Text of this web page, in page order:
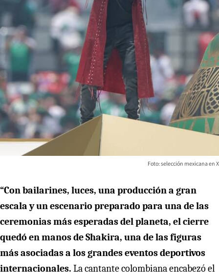
Foto: selección mexicana en X
“Con bailarines, luces, una producción a gran
escala y un escenario preparado para una de las
ceremonias más esperadas del planeta, el cierre
quedó en manos de Shakira, una de las figuras
más asociadas a los grandes eventos deportivos
internacionales. La cantante colombiana encabezó el